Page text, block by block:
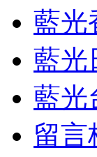
藍光
藍光
藍光
留言